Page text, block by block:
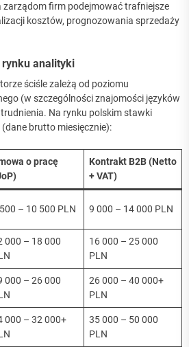
zarządom firm podejmować trafniejsze
kosztów, prognozowania sprzedaży
analityki
ściśle zależą od poziomu
(w szczególności znajomości języków
Na rynku polskim stawki
brutto miesięcznie):
o pracę
Kontrakt B2B (Netto
+ VAT)
– 10 500 PLN 9 000 – 14 000 PLN
000 – 18 000
16 000 – 25 000
PLN
000 – 26 000
26 000 – 40 000+
PLN
000 – 32 000+
35 000 – 50 000
PLN